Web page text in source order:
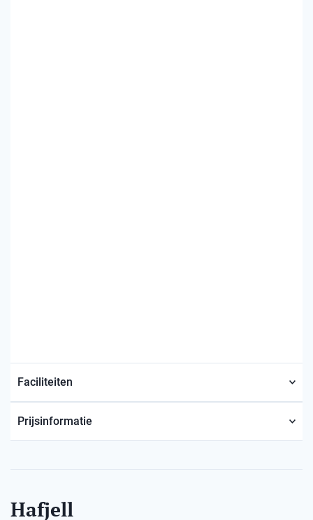
Faciliteiten
Prijsinformatie
Hafjell